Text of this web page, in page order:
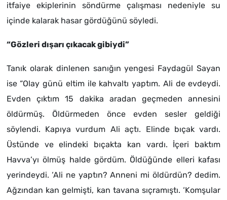
itfaiye ekiplerinin söndürme çalışması nedeniyle su
içinde kalarak hasar gördüğünü söyledi.
“Gözleri dışarı çıkacak gibiydi”
Tanık olarak dinlenen sanığın yengesi Faydagül Sayan
ise “Olay günü eltim ile kahvaltı yaptım. Ali de evdeydi.
Evden çıktım 15 dakika aradan geçmeden annesini
öldürmüş. Öldürmeden önce evden sesler geldiği
söylendi. Kapıya vurdum Ali açtı. Elinde bıçak vardı.
Üstünde ve elindeki bıçakta kan vardı. İçeri baktım
Havva’yı ölmüş halde gördüm. Öldüğünde elleri kafası
yerindeydi. ‘Ali ne yaptın? Anneni mi öldürdün? dedim.
Ağzından kan gelmişti, kan tavana sıçramıştı. ‘Komşular